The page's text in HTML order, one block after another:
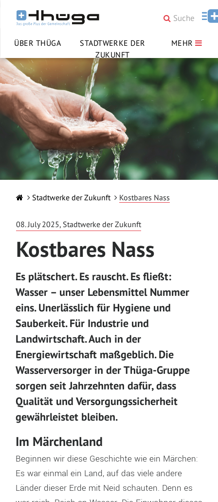
ÜBER THÜGA
STADTWERKE DER
ZUKUNFT
MEHR
Stadtwerke der Zukunft Kostbares Nass
08. July 2025, Stadtwerke der Zukunft
Kostbares Nass
Es plätschert. Es rauscht. Es fließt:
Wasser – unser Lebensmittel Nummer
eins. Unerlässlich für Hygiene und
Sauberkeit. Für Industrie und
Landwirtschaft. Auch in der
Energiewirtschaft maßgeblich. Die
Wasserversorger in der Thüga-Gruppe
sorgen seit Jahrzehnten dafür, dass
Qualität und Versorgungssicherheit
gewährleistet bleiben.
Im Märchenland
Beginnen wir diese Geschichte wie ein Märchen:
Es war einmal ein Land, auf das viele andere
Länder dieser Erde mit Neid schauten. Denn es